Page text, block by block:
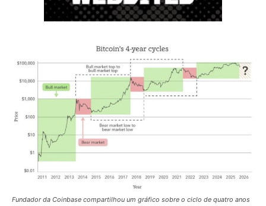
Fundador da Coinbase compartilhou um gráfico sobre o ciclo de quatro anos